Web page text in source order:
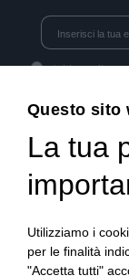
Dichiaro di
Questo sito
La tua
Utilizziamo i
per le finalità
"Accetta tutti"